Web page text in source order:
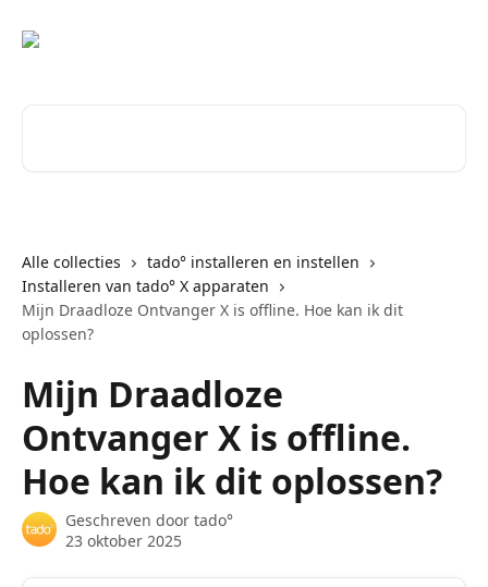
Alle collecties
tado° installeren en instellen
Installeren van tado° X apparaten
Mijn Draadloze Ontvanger X is offline. Hoe kan ik dit
oplossen?
Mijn Draadloze
Ontvanger X is offline.
Hoe kan ik dit oplossen?
Geschreven door tado°
23 oktober 2025